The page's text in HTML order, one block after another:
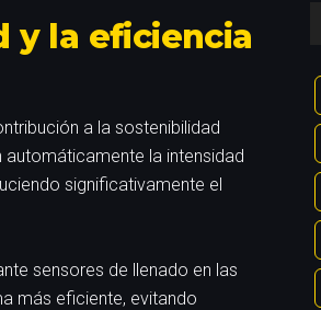
y la eficiencia
a la sostenibilidad
automáticamente la intensidad
significativamente el
sensores de llenado en las
más eficiente, evitando